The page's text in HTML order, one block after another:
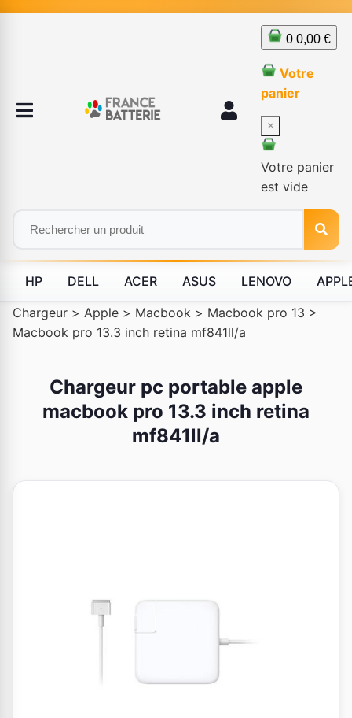
0 0,00 €
Votre
panier
×
Votre panier
est vide
HP DELL ACER ASUS LENOVO
Chargeur > Apple > Macbook > Macbook pro 13 >
Macbook pro 13.3 inch retina mf841ll/a
Chargeur pc portable apple
macbook pro 13.3 inch retina
mf841ll/a